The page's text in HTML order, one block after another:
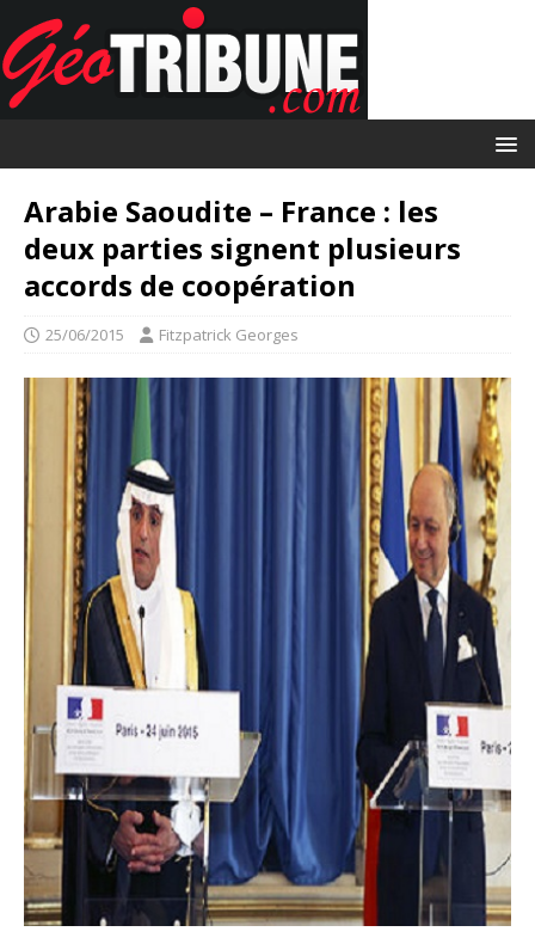
Arabie Saoudite – France : les
deux parties signent plusieurs
accords de coopération
25/06/2015 Fitzpatrick Georges